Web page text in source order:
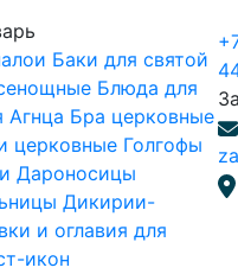
Баки для святой
Блюда для
Агнца Бра церковные
церковные Голгофы
Дароносицы
Дикирии-
и оглавия для
икон